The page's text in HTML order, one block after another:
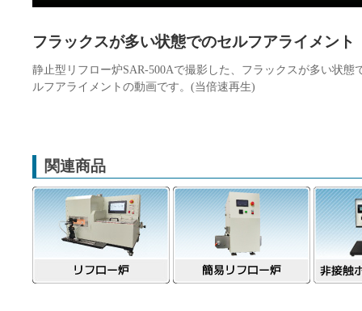
フラックスが多い状態でのセルフアライメント
静止型リフロー炉SAR-500Aで撮影した、フラックスが多い状態
ルフアライメントの動画です。(当倍速再生)
関連商品